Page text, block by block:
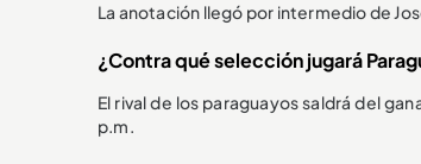
La anotación llegó por intermedio de
¿Contra qué selección jugará
El rival de los paraguayos saldrá del
p.m.